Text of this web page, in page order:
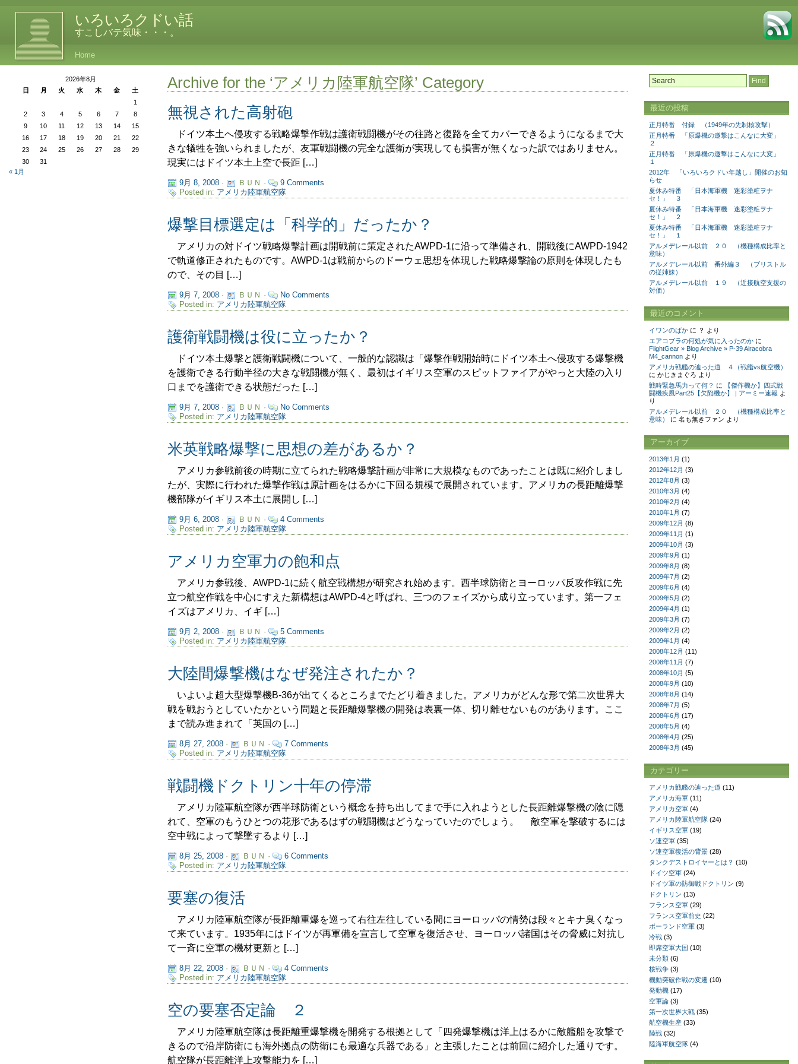
いろいろクドい話
すこしバテ気味・・・。
Home
Archive for the ‘アメリカ陸軍航空隊’ Category
無視された高射砲
ドイツ本土へ侵攻する戦略爆撃作戦は護衛戦闘機がその往路と復路を全てカバーできるようになるまで大
きな犠牲を強いられましたが、友軍戦闘機の完全な護衛が実現しても損害が無くなった訳ではありません。
現実にはドイツ本土上空で長距 […]
9月 8, 2008 · ＢＵＮ ·
9 Comments
Posted in: アメリカ陸軍航空隊
爆撃目標選定は「科学的」だったか？
アメリカの対ドイツ戦略爆撃計画は開戦前に策定されたAWPD-1に沿って準備され、開戦後にAWPD-1942
で軌道修正されたものです。AWPD-1は戦前からのドーウェ思想を体現した戦略爆撃論の原則を体現したも
ので、その目 […]
9月 7, 2008 · ＢＵＮ ·
No Comments
Posted in: アメリカ陸軍航空隊
護衛戦闘機は役に立ったか？
ドイツ本土爆撃と護衛戦闘機について、一般的な認識は「爆撃作戦開始時にドイツ本土へ侵攻する爆撃機
を護衛できる行動半径の大きな戦闘機が無く、最初はイギリス空軍のスピットファイアがやっと大陸の入り
口までを護衛できる状態だった […]
9月 7, 2008 · ＢＵＮ ·
No Comments
Posted in: アメリカ陸軍航空隊
米英戦略爆撃に思想の差があるか？
アメリカ参戦前後の時期に立てられた戦略爆撃計画が非常に大規模なものであったことは既に紹介しまし
たが、実際に行われた爆撃作戦は原計画をはるかに下回る規模で展開されています。アメリカの長距離爆撃
機部隊がイギリス本土に展開し […]
9月 6, 2008 · ＢＵＮ ·
4 Comments
Posted in: アメリカ陸軍航空隊
アメリカ空軍力の飽和点
アメリカ参戦後、AWPD-1に続く航空戦構想が研究され始めます。西半球防衛とヨーロッパ反攻作戦に先
立つ航空作戦を中心にすえた新構想はAWPD-4と呼ばれ、三つのフェイズから成り立っています。第一フェ
イズはアメリカ、イギ […]
9月 2, 2008 · ＢＵＮ ·
5 Comments
Posted in: アメリカ陸軍航空隊
大陸間爆撃機はなぜ発注されたか？
いよいよ超大型爆撃機B-36が出てくるところまでたどり着きました。アメリカがどんな形で第二次世界大
戦を戦おうとしていたかという問題と長距離爆撃機の開発は表裏一体、切り離せないものがあります。ここ
まで読み進まれて「英国の […]
8月 27, 2008 · ＢＵＮ ·
7 Comments
Posted in: アメリカ陸軍航空隊
戦闘機ドクトリン十年の停滞
アメリカ陸軍航空隊が西半球防衛という概念を持ち出してまで手に入れようとした長距離爆撃機の陰に隠
れて、空軍のもうひとつの花形であるはずの戦闘機はどうなっていたのでしょう。 敵空軍を撃破するには
空中戦によって撃墜するより […]
8月 25, 2008 · ＢＵＮ ·
6 Comments
Posted in: アメリカ陸軍航空隊
要塞の復活
アメリカ陸軍航空隊が長距離重爆を巡って右往左往している間にヨーロッパの情勢は段々とキナ臭くなっ
て来ています。1935年にはドイツが再軍備を宣言して空軍を復活させ、ヨーロッパ諸国はその脅威に対抗し
て一斉に空軍の機材更新と […]
8月 22, 2008 · ＢＵＮ ·
4 Comments
Posted in: アメリカ陸軍航空隊
空の要塞否定論 ２
アメリカ陸軍航空隊は長距離重爆撃機を開発する根拠として「四発爆撃機は洋上はるかに敵艦船を攻撃で
きるので沿岸防衛にも海外拠点の防衛にも最適な兵器である」と主張したことは前回に紹介した通りです。
航空隊が長距離洋上攻撃能力を […]
最近の投稿
正月特番 付録 （1949年の先制核攻撃）
正月特番 「原爆機の邀撃はこんなに大変」
２
正月特番 「原爆機の邀撃はこんなに大変」
１
2012年 「いろいろクドい年越し」開催のお知
らせ
夏休み特番 「日本海軍機 迷彩塗粧ヲナ
セ！」 ３
夏休み特番 「日本海軍機 迷彩塗粧ヲナ
セ！」 ２
夏休み特番 「日本海軍機 迷彩塗粧ヲナ
セ！」 １
アルメデレール以前 ２０ （機種構成比率と
意味）
アルメデレール以前 番外編３ （ブリストル
の従姉妹）
アルメデレール以前 １９ （近接航空支援の
対価）
最近のコメント
イワンのばかに ？
より
エアコブラの何処が気に入ったのかに
FlightGear » Blog Archive » P-39 Airacobra
M4_cannonより
アメリカ戦艦の辿った道 ４（戦艦vs航空機）
に かじきまぐろ より
戦時緊急馬力って何？ に
【傑作機か】四式戦
闘機疾風Part25【欠陥機か】 | アーミー速報 よ
り
アルメデレール以前 ２０ （機種構成比率と
意味）
に 名も無きファン より
アーカイブ
2013年1月 (1)
2012年12月 (3)
2012年8月 (3)
2010年3月 (4)
2010年2月 (4)
2010年1月 (7)
2009年12月 (8)
2009年11月 (1)
2009年10月 (3)
2009年9月 (1)
2009年8月 (8)
2009年7月 (2)
2009年6月 (4)
2009年5月 (2)
2009年4月 (1)
2009年3月 (7)
2009年2月 (2)
2009年1月 (4)
2008年12月 (11)
2008年11月 (7)
2008年10月 (5)
2008年9月 (10)
2008年8月 (14)
2008年7月 (5)
2008年6月 (17)
2008年5月 (4)
2008年4月 (25)
2008年3月 (45)
カテゴリー
アメリカ戦艦の辿った道 (11)
アメリカ海軍(11)
アメリカ空軍(4)
アメリカ陸軍航空隊(24)
イギリス空軍(19)
ソ連空軍(35)
ソ連空軍復活の背景(28)
タンクデストロイヤーとは？ (10)
ドイツ空軍(24)
ドイツ軍の防御戦ドクトリン (9)
ドクトリン (13)
フランス空軍(29)
フランス空軍前史 (22)
ポーランド空軍(3)
冷戦(3)
即席空軍大国 (10)
未分類(6)
核戦争(3)
機動突破作戦の変遷 (10)
発動機(17)
空軍論(3)
第一次世界大戦(35)
航空機生産(33)
陸戦(32)
陸海軍航空隊(4)
2026年8月
日
月 火 水 木 金
土
1
2
3 4 5 6 7
8
9
10 11 12 13 14
15
16
17 18 19 20 21
22
23
24 25 26 27 28
29
30
31
« 1月